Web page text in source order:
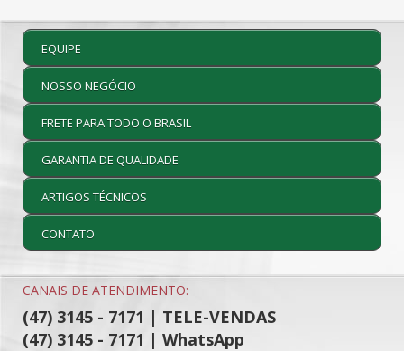
EQUIPE
NOSSO NEGÓCIO
FRETE PARA TODO O BRASIL
GARANTIA DE QUALIDADE
ARTIGOS TÉCNICOS
CONTATO
CANAIS DE ATENDIMENTO:
(47) 3145 - 7171 | TELE-VENDAS
(47) 3145 - 7171 | WhatsApp